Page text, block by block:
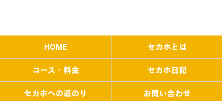
HOME セカホとは
コース・料金 セカホ日記
セカホへの道のり お問い合わせ